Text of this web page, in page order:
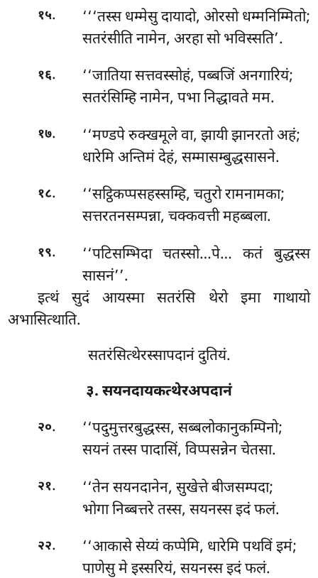
१५.
‘‘‘तस्स धम्मेसु दायादो, ओरसो धम्मनिम्मितो;
सतरंसीति नामेन, अरहा सो भविस्सति’.
१६.
‘‘जातिया सत्तवस्सोहं, पब्बजिं अनगारियं;
सतरंसिम्हि नामेन, पभा निद्धावते मम.
१७.
‘‘मण्डपे रुक्खमूले वा, झायी झानरतो अहं;
धारेमि अन्तिमं देहं, सम्मासम्बुद्धसासने.
१८.
‘‘सट्ठिकप्पसहस्सम्हि, चतुरो रामनामका;
सत्तरतनसम्पन्ना, चक्कवत्ती महब्बला.
१९. ‘‘पटिसम्भिदाचतस्सो…पे… कतं बुद्धस्स
सासनं’’.
इत्थंसुदं आयस्मा सतरंसि थेरो इमा गाथायो
अभासित्थाति.
सतरंसित्थेरस्सापदानं दुतियं.
३. सयनदायकत्थेरअपदानं
२०.
‘‘पदुमुत्तरबुद्धस्स, सब्बलोकानुकम्पिनो;
सयनं तस्स पादासिं, विप्पसन्नेन चेतसा.
२१. ‘‘तेनसयनदानेन, सुखेत्ते बीजसम्पदा;
भोगा निब्बत्तरे तस्स, सयनस्स इदं फलं.
२२.
‘‘आकासे सेय्यं कप्पेमि, धारेमि पथविं इमं;
पाणेसु मे इस्सरियं, सयनस्स इदं फलं.